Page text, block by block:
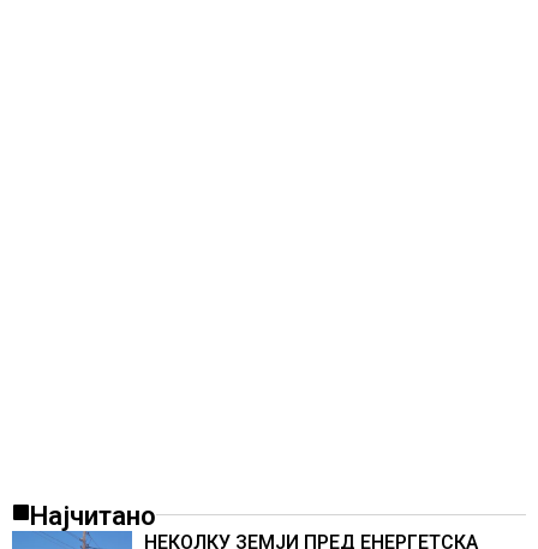
Најчитано
НЕКОЛКУ ЗЕМЈИ ПРЕД ЕНЕРГЕТСКА